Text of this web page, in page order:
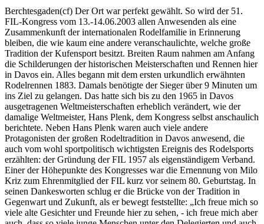
Berchtesgaden(cf) Der Ort war perfekt gewählt. So wird der 51.
FIL-Kongress vom 13.-14.06.2003 allen Anwesenden als eine
Zusammenkunft der internationalen Rodelfamilie in Erinnerung
bleiben, die wie kaum eine andere veranschaulichte, welche große
Tradition der Kufensport besitzt. Breiten Raum nahmen am Anfang
die Schilderungen der historischen Meisterschaften und Rennen hier
in Davos ein. Alles begann mit dem ersten urkundlich erwähnten
Rodelrennen 1883. Damals benötigte der Sieger über 9 Minuten um
ins Ziel zu gelangen. Das hatte sich bis zu den 1965 in Davos
ausgetragenen Weltmeisterschaften erheblich verändert, wie der
damalige Weltmeister, Hans Plenk, dem Kongress selbst anschaulich
berichtete. Neben Hans Plenk waren auch viele andere
Protagonisten der großen Rodeltradition in Davos anwesend, die
auch vom wohl sportpolitisch wichtigsten Ereignis des Rodelsports
erzählten: der Gründung der FIL 1957 als eigenständigem Verband.
Einer der Höhepunkte des Kongresses war die Ernennung von Milo
Kriz zum Ehrenmitglied der FIL kurz vor seinem 80. Geburtstag. In
seinen Dankesworten schlug er die Brücke von der Tradition in
Gegenwart und Zukunft, als er bewegt feststellte: „Ich freue mich so
viele alte Gesichter und Freunde hier zu sehen, - ich freue mich aber